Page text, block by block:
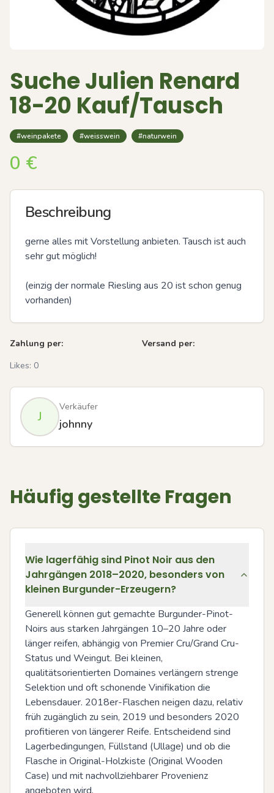
Suche Julien Renard
18-20 Kauf/Tausch
#weinpakete #weisswein #naturwein
0 €
Beschreibung
gerne alles mit Vorstellung anbieten. Tausch ist auch
sehr gut möglich!
(einzig der normale Riesling aus 20 ist schon genug
vorhanden)
Zahlung per:
Versand per:
Likes: 0
J
Verkäufer
johnny
Häufig gestellte Fragen
Wie lagerfähig sind Pinot Noir aus den
Jahrgängen 2018–2020, besonders von
kleinen Burgunder-Erzeugern?
Generell können gut gemachte Burgunder-Pinot-
Noirs aus starken Jahrgängen 10–20 Jahre oder
länger reifen, abhängig von Premier Cru/Grand Cru-
Status und Weingut. Bei kleinen,
qualitätsorientierten Domaines verlängern strenge
Selektion und oft schonende Vinifikation die
Lebensdauer. 2018er-Flaschen neigen dazu, relativ
früh zugänglich zu sein, 2019 und besonders 2020
profitieren von längerer Reife. Entscheidend sind
Lagerbedingungen, Füllstand (Ullage) und ob die
Flasche in Original-Holzkiste (Original Wooden
Case) und mit nachvollziehbarer Provenienz